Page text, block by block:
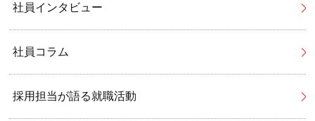
社員インタビュー
社員コラム
採用担当が語る就職活動